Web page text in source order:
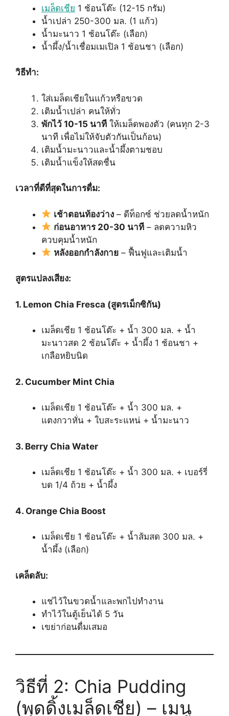
เมล็ดเชีย 1 ช้อนโต๊ะ (12-15 กรัม)
น้ำเปล่า 250-300 มล. (1 แก้ว)
น้ำมะนาว 1 ช้อนโต๊ะ (เลือก)
น้ำผึ้ง/น้ำเชื่อมเมเปิล 1 ช้อนชา (เลือก)
วิธีทำ:
ใส่เมล็ดเชียในแก้วหรือขวด
เติมน้ำเปล่า คนให้ทั่ว
พักไว้ 10-15 นาที ให้เมล็ดพองตัว (คนทุก 2-3
นาที เพื่อไม่ให้จับตัวกันเป็นก้อน)
เติมน้ำมะนาวและน้ำผึ้งตามชอบ
เติมน้ำแข็งให้สดชื่น
เวลาที่ดีที่สุดในการดื่ม:
เช้าตอนท้องว่าง – ดีท็อกซ์ ช่วยลดน้ำหนัก
ก่อนอาหาร 20-30 นาที – ลดความหิว
ควบคุมน้ำหนัก
หลังออกกำลังกาย – ฟื้นฟูและเติมน้ำ
สูตรแปลงเสียง:
1. Lemon Chia Fresca (สูตรเม็กซิกัน)
เมล็ดเชีย 1 ช้อนโต๊ะ + น้ำ 300 มล. + น้ำ
มะนาวสด 2 ช้อนโต๊ะ + น้ำผึ้ง 1 ช้อนชา +
เกลือหยิบนิด
2. Cucumber Mint Chia
เมล็ดเชีย 1 ช้อนโต๊ะ + น้ำ 300 มล. +
แตงกวาหั่น + ใบสะระแหน่ + น้ำมะนาว
3. Berry Chia Water
เมล็ดเชีย 1 ช้อนโต๊ะ + น้ำ 300 มล. + เบอร์รี่
บด 1/4 ถ้วย + น้ำผึ้ง
4. Orange Chia Boost
เมล็ดเชีย 1 ช้อนโต๊ะ + น้ำส้มสด 300 มล. +
น้ำผึ้ง (เลือก)
เคล็ดลับ:
แช่ไว้ในขวดน้ำและพกไปทำงาน
ทำไว้ในตู้เย็นได้ 5 วัน
เขย่าก่อนดื่มเสมอ
วิธีที่ 2: Chia Pudding
(พุดดิ้งเมล็ดเชีย) – เมนู